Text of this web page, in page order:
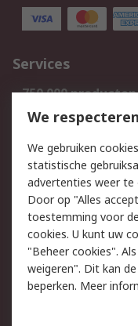
Services
750.000 producten
Bestellen
Track & Trace
Wettelijk
Cookiebeleid
Privacybeleid
Algemene
We
We gebruiken
statistische
advertenties weer te
Door op "Alles
toestemming voor
cookies. U kunt uw
"Beheer cookies".
weigeren". Dit kan
beperken. Meer